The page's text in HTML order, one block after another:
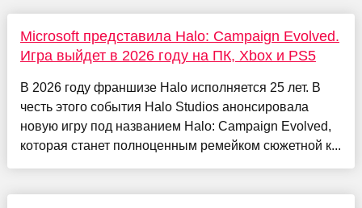
Microsoft представила Halo: Campaign Evolved.
Игра выйдет в 2026 году на ПК, Xbox и PS5
В 2026 году франшизе Halo исполняется 25 лет. В
честь этого события Halo Studios анонсировала
новую игру под названием Halo: Campaign Evolved,
которая станет полноценным ремейком сюжетной к...